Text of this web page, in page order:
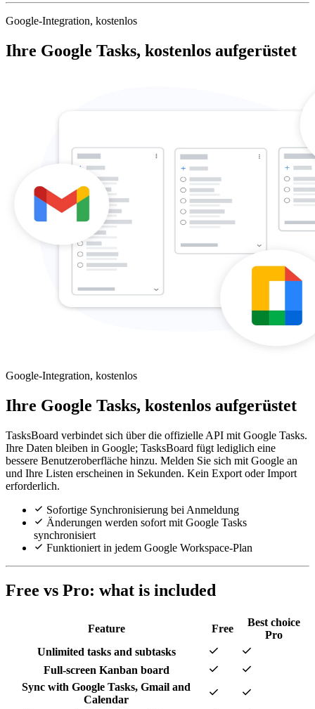
Google-Integration, kostenlos
Ihre Google Tasks, kostenlos aufgerüstet
Google-Integration, kostenlos
Ihre Google Tasks, kostenlos aufgerüstet
TasksBoard verbindet sich über die offizielle API mit Google Tasks.
Ihre Daten bleiben in Google; TasksBoard fügt lediglich eine
bessere Benutzeroberfläche hinzu. Melden Sie sich mit Google an
und Ihre Listen erscheinen in Sekunden. Kein Export oder Import
erforderlich.
Sofortige Synchronisierung bei Anmeldung
Änderungen werden sofort mit Google Tasks
synchronisiert
Funktioniert in jedem Google Workspace-Plan
Free vs Pro: what is included
Feature Free
Best choice
Pro
Unlimited tasks and subtasks
check check
Full-screen Kanban board check check
Sync with Google Tasks, Gmail and
Calendar
check check